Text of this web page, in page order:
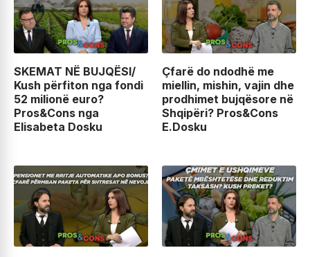
SKEMAT NË BUJQËSI/
Kush përfiton nga fondi
52 milionë euro?
Pros&Cons nga
Elisabeta Dosku
Çfarë do ndodhë me
miellin, mishin, vajin dhe
prodhimet bujqësore në
Shqipëri? Pros&Cons
E.Dosku